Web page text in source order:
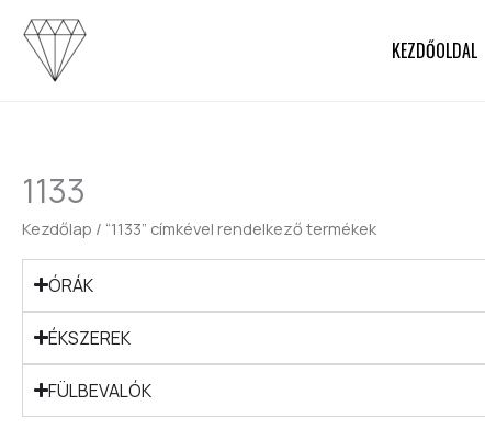
Skip
content
KEZDŐOLDAL
1133
Kezdőlap / “1133” címkével rendelkező termékek
ÓRÁK
ÉKSZEREK
FÜLBEVALÓK